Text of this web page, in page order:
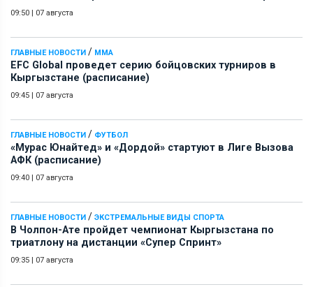
09:50 | 07 августа
ГЛАВНЫЕ НОВОСТИ / ММА
EFC Global проведет серию бойцовских турниров в
Кыргызстане (расписание)
09:45 | 07 августа
ГЛАВНЫЕ НОВОСТИ / ФУТБОЛ
«Мурас Юнайтед» и «Дордой» стартуют в Лиге Вызова
АФК (расписание)
09:40 | 07 августа
ГЛАВНЫЕ НОВОСТИ / ЭКСТРЕМАЛЬНЫЕ ВИДЫ СПОРТА
В Чолпон-Ате пройдет чемпионат Кыргызстана по
триатлону на дистанции «Супер Спринт»
09:35 | 07 августа